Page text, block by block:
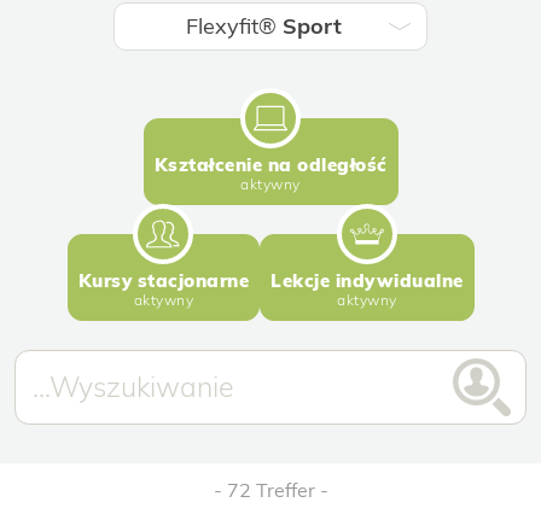
Flexyfit® Sport
Kształcenie na odległość
aktywny
Kursy stacjonarne
aktywny
Lekcje indywidualne
aktywny
72 Treffer